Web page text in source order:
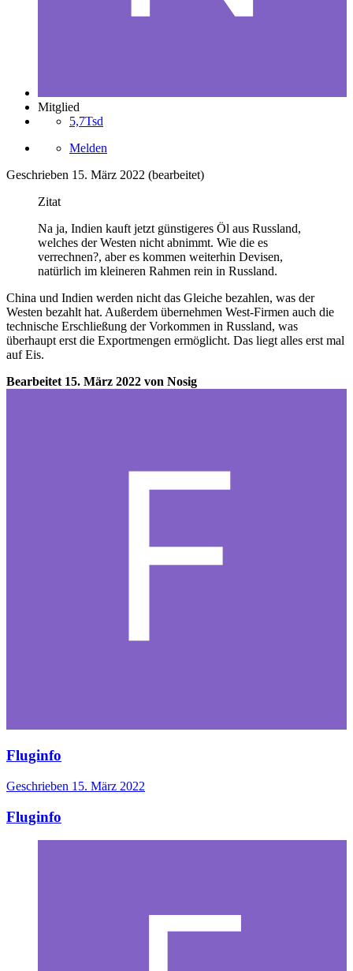
Mitglied
5,7Tsd
Melden
Geschrieben 15. März 2022 (bearbeitet)
Zitat
Na ja, Indien kauft jetzt günstigeres Öl aus Russland,
welches der Westen nicht abnimmt. Wie die es
verrechnen?, aber es kommen weiterhin Devisen,
natürlich im kleineren Rahmen rein in Russland.
China und Indien werden nicht das Gleiche bezahlen, was der
Westen bezahlt hat. Außerdem übernehmen West-Firmen auch die
technische Erschließung der Vorkommen in Russland, was
überhaupt erst die Exportmengen ermöglicht. Das liegt alles erst mal
auf Eis.
Bearbeitet 15. März 2022 von Nosig
Fluginfo
Geschrieben 15. März 2022
Fluginfo